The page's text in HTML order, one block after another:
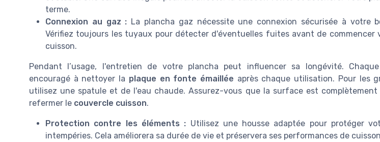
terme.
Connexion au gaz : La plancha gaz nécessite une connexion sécurisée à votre
Vérifiez toujours les tuyaux pour détecter d'éventuelles fuites avant de commencer
cuisson.
Pendant l’usage, l'entretien de votre plancha peut influencer sa longévité.
encouragé à nettoyer la plaque en fonte émaillée après chaque utilisation. Pour les
utilisez une spatule et de l'eau chaude. Assurez-vous que la surface est
refermer le couvercle cuisson.
Protection contre les éléments : Utilisez une housse adaptée pour protéger
intempéries. Cela améliorera sa durée de vie et préservera ses performances de